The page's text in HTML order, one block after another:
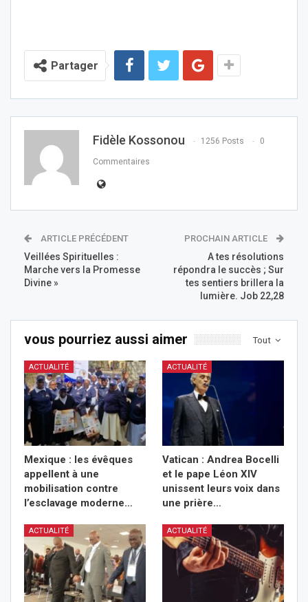
Partager
Fidèle Kossonou 1256 Posts 0
Commentaires
ARTICLE PRÉCÉDENT
Veillées Spirituelles :
Marche vers la Promesse
Divine »
PROCHAIN ARTICLE
A tes résolutions
répondra le succès ; Sur
tes sentiers brillera la
lumière. Job 22,28
Tout
vous pourriez aussi aimer
ACTUALITÉ
Mexique : les évêques
appellent à une
mobilisation contre
l’esclavage moderne…
ACTUALITÉ
Vatican : Andrea Bocelli
et le pape Léon XIV
unissent leurs voix dans
une prière…
ACTUALITÉ ACTUALITÉ